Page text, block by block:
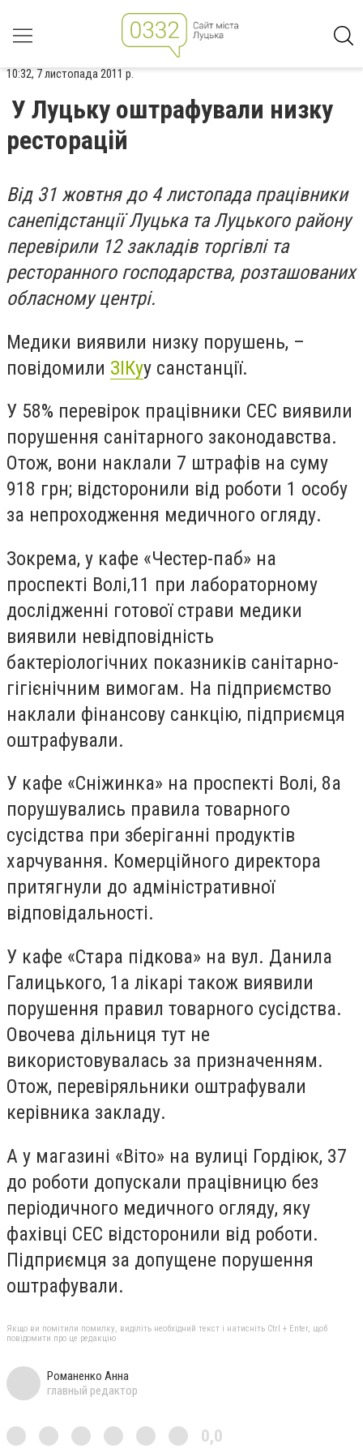
10:32, 7 листопада 2011 р.
У Луцьку оштрафували низку
ресторацій
Від 31 жовтня до 4 листопада працівники
санепідстанції Луцька та Луцького району
перевірили 12 закладів торгівлі та
ресторанного господарства, розташованих
обласному центрі.
Медики виявили низку порушень, –
повідомили ЗІКуу санстанції.
У 58% перевірок працівники СЕС виявили
порушення санітарного законодавства.
Отож, вони наклали 7 штрафів на суму
918 грн; відсторонили від роботи 1 особу
за непроходження медичного огляду.
Зокрема, у кафе «Честер-паб» на
проспекті Волі,11 при лабораторному
дослідженні готової страви медики
виявили невідповідність
бактеріологічних показників санітарно-
гігієнічним вимогам. На підприємство
наклали фінансову санкцію, підприємця
оштрафували.
У кафе «Сніжинка» на проспекті Волі, 8а
порушувались правила товарного
сусідства при зберіганні продуктів
харчування. Комерційного директора
притягнули до адміністративної
відповідальності.
У кафе «Стара підкова» на вул. Данила
Галицького, 1а лікарі також виявили
порушення правил товарного сусідства.
Овочева дільниця тут не
використовувалась за призначенням.
Отож, перевіряльники оштрафували
керівника закладу.
А у магазині «Віто» на вулиці Гордіюк, 37
до роботи допускали працівницю без
періодичного медичного огляду, яку
фахівці СЕС відсторонили від роботи.
Підприємця за допущене порушення
оштрафували.
Якщо ви помітили помилку, виділіть необхідний текст і натисніть Ctrl + Enter, щоб
повідомити про це редакцію
Романенко Анна
главный редактор
0,0